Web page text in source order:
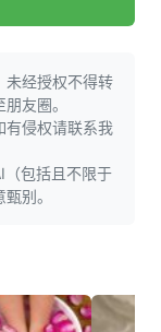
未经授权不得转
友圈。
有侵权请联系我
（包括且不限于
别。